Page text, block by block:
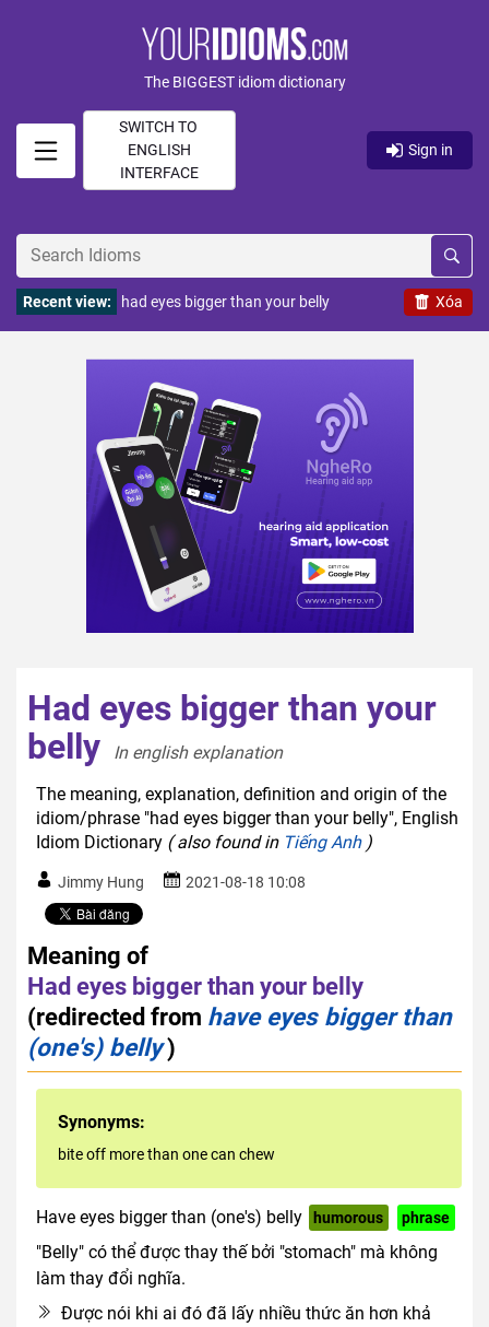
The BIGGEST idiom dictionary
SWITCH TO
ENGLISH
INTERFACE
Sign in
Xóa
Recent view: had eyes bigger than your belly
Had eyes bigger than your
belly
In english explanation
The meaning, explanation, definition and origin of the
idiom/phrase "had eyes bigger than your belly", English
Idiom Dictionary ( also found in Tiếng Anh)
Jimmy Hung 2021-08-18 10:08
Meaning of
Had eyes bigger than your belly
(redirected from have eyes bigger than
(one's) belly)
Synonyms:
bite off more than one can chew
Have eyes bigger than (one's) belly humorous phrase
"Belly" có thể được thay thế bởi "stomach" mà không
làm thay đổi nghĩa.
Được nói khi ai đó đã lấy nhiều thức ăn hơn khả